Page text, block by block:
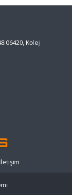
06420, Kolej
İletişim